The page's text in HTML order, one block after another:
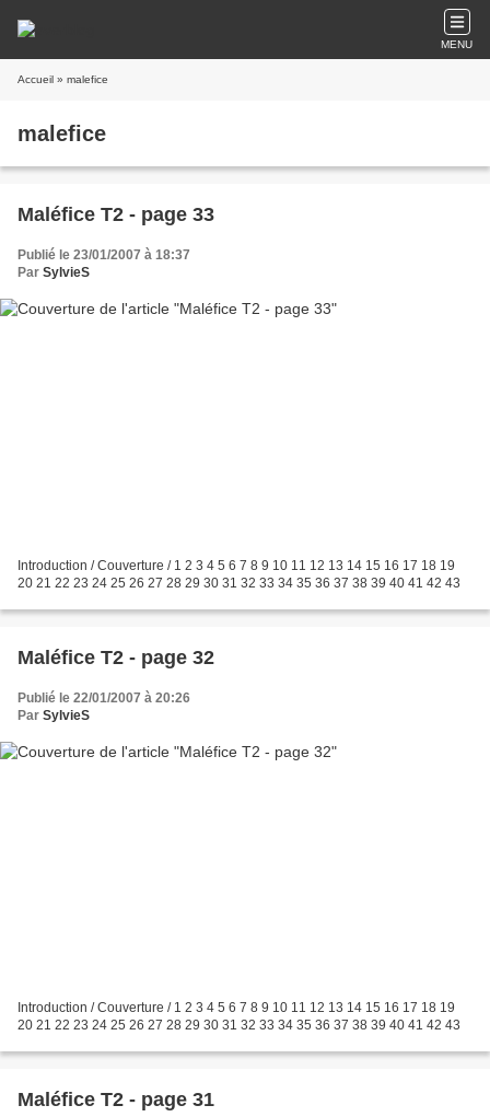
MENU
Accueil » malefice
malefice
Maléfice T2 - page 33
Publié le 23/01/2007 à 18:37
Par SylvieS
Introduction / Couverture / 1 2 3 4 5 6 7 8 9 10 11 12 13 14 15 16 17 18 19
20 21 22 23 24 25 26 27 28 29 30 31 32 33 34 35 36 37 38 39 40 41 42 43
Maléfice T2 - page 32
Publié le 22/01/2007 à 20:26
Par SylvieS
Introduction / Couverture / 1 2 3 4 5 6 7 8 9 10 11 12 13 14 15 16 17 18 19
20 21 22 23 24 25 26 27 28 29 30 31 32 33 34 35 36 37 38 39 40 41 42 43
Maléfice T2 - page 31